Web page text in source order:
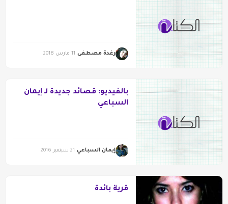
رغدة مصطفى 11 مارس 2018
بالفيديو: قصائد جديدة لـ إيمان
السباعي
إيمان السباعي 21 سبتمبر 2016
قرية بائدة